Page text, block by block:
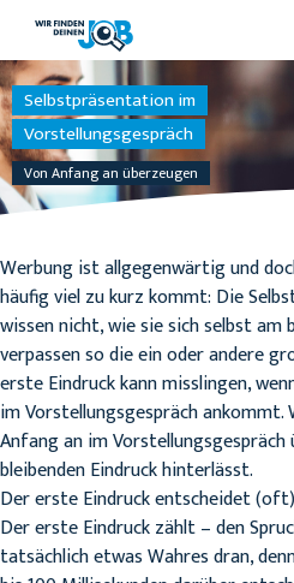
Selbstpräsentation im
Vorstellungsgespräch
Von Anfang an überzeugen
Werbung ist allgegenwärtig und
häufig viel zu kurz kommt: Die
wissen nicht, wie sie sich selbst am
verpassen so die ein oder andere
erste Eindruck kann misslingen,
im Vorstellungsgespräch
Anfang an im
bleibenden Eindruck hinterlässt.
Der erste Eindruck entscheidet (oft)
Der erste Eindruck zählt – den
tatsächlich etwas Wahres dran,